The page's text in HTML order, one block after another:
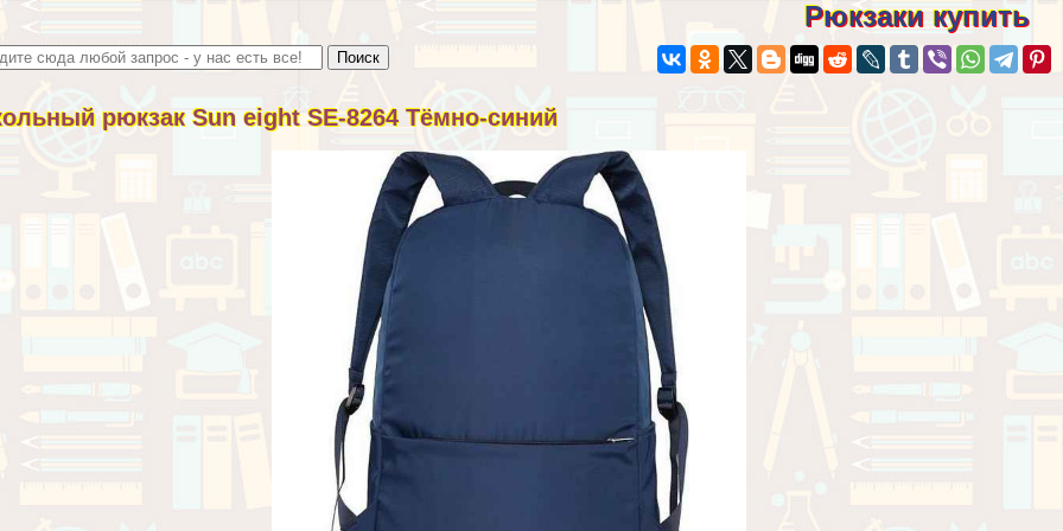
Рюкзаки купить
рюкзак Sun eight SE-8264 Тёмно-синий